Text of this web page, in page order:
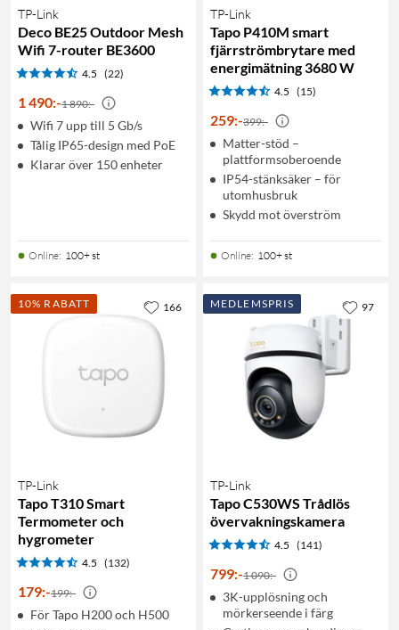
TP-Link
Deco BE25 Outdoor Mesh
Wifi 7-router BE3600
4.5 (22)
1 490:-1 890:-
Wifi 7 upp till 5 Gb/s
Tålig IP65-design med PoE
Klarar över 150 enheter
Online: 100+ st
TP-Link
Tapo P410M smart
fjärrströmbrytare med
energimätning 3680 W
4.5 (15)
259:-399:-
Matter-stöd –
plattformsoberoende
IP54-stänksäker – för
utomhusbruk
Skydd mot överström
Online: 100+ st
10% RABATT
TP-Link
Tapo T310 Smart
Termometer och
hygrometer
4.5 (132)
179:-199:-
För Tapo H200 och H500
166 MEDLEMSPRIS
TP-Link
Tapo C530WS Trådlös
övervakningskamera
4.5 (141)
799:-1 090:-
3K-upplösning och
mörkerseende i färg
97